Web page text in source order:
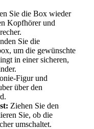
Sie die Box wieder
Kopfhörer und
Sie die
um die gewünschte
in einer sicheren,
Figur und
über den
Ziehen Sie den
Sie, ob die
umschaltet.